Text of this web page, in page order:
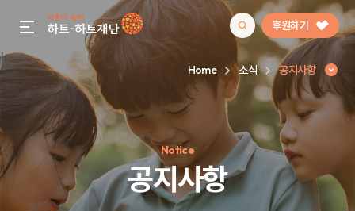
gnb menu open 후원하기
인기 키워드
#정기후원#하트플레이스#캠페인#팬덤후원
Home 소식 공지사항
Notice
공지사항